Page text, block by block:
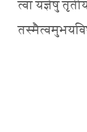
त्वां यज्ञेषु